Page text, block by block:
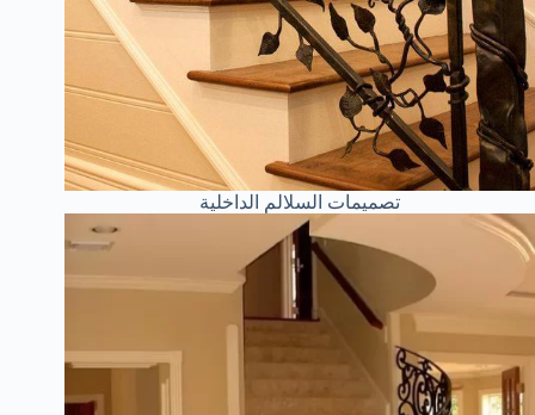
تصميمات السلالم الداخلية